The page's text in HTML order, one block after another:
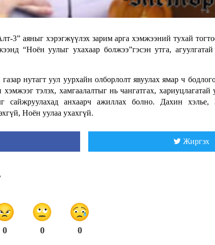
3” аяныг хэрэгжүүлэх зарим арга хэмжээний тухай
“Ноён уулыг ухахаар болжээ”гэсэн утга,
газар нутагт уул уурхайн олборлолт явуулах ямар ч
хэмжээг тэлэх, хамгаалалтыг нь чангатгах,
сайжруулахад анхаарч ажиллах болно. Дахин хэлье,
Ноён уулаа ухахгүй.
Жиргэх
0 0 0